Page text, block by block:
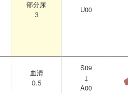
部分尿
3
U00
血清
0.5
S09
↓
A00
部分尿
3
U00
血清
0.5
S09
↓
A00